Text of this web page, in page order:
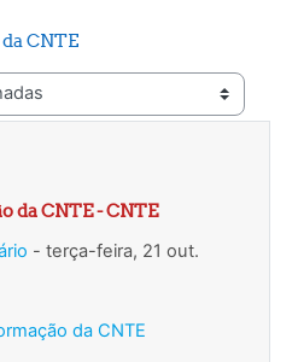
CNTE
da CNTE - CNTE
- terça-feira, 21 out.
da CNTE